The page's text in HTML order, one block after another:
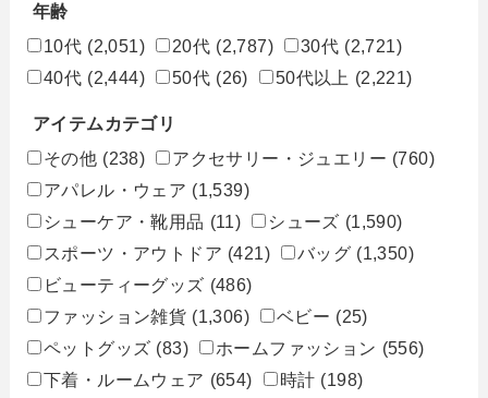
年齢
10代 (2,051) 20代 (2,787) 30代 (2,721)
40代 (2,444) 50代 (26) 50代以上 (2,221)
アイテムカテゴリ
その他 (238) アクセサリー・ジュエリー (760)
アパレル・ウェア (1,539)
シューケア・靴用品 (11) シューズ (1,590)
スポーツ・アウトドア (421) バッグ (1,350)
ビューティーグッズ (486)
ファッション雑貨 (1,306) ベビー (25)
ペットグッズ (83) ホームファッション (556)
下着・ルームウェア (654) 時計 (198)